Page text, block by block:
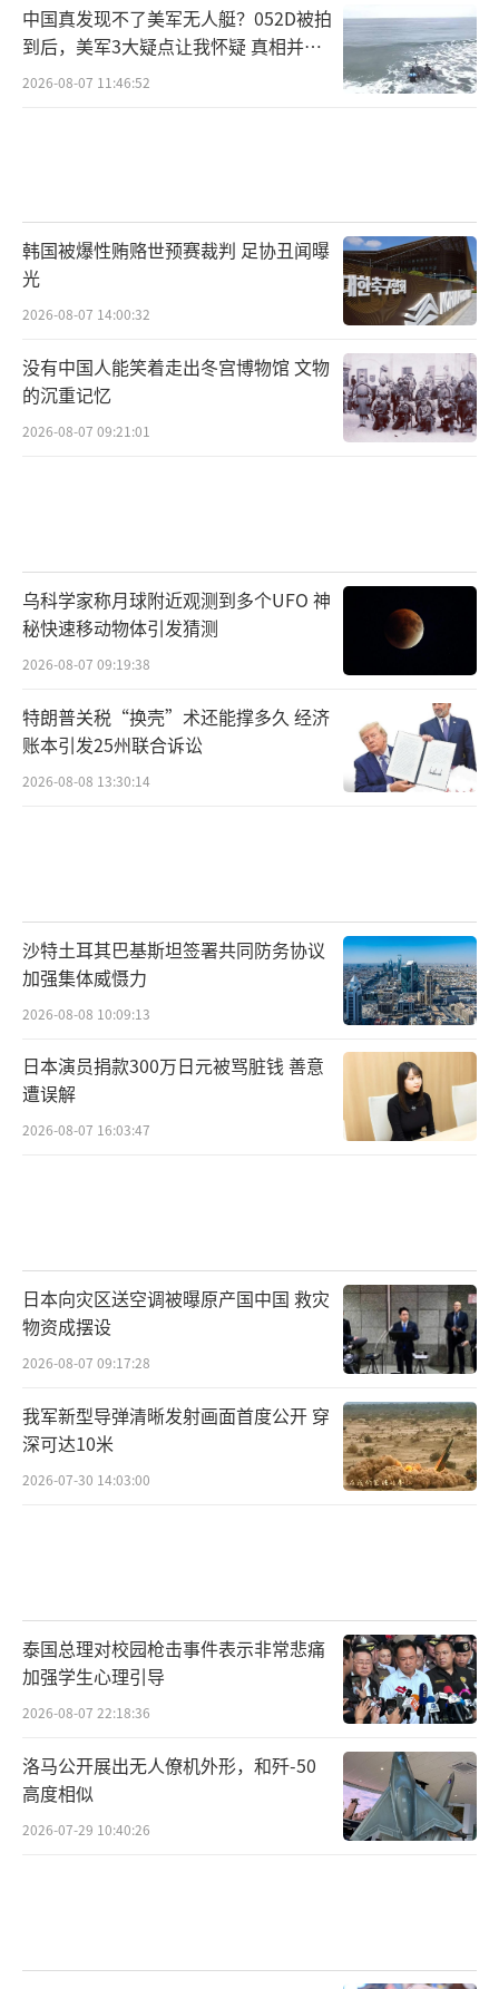
中国真发现不了美军无人艇？052D被拍
到后，美军3大疑点让我怀疑 真相并非
如此
2026-08-07 11:46:52
韩国被爆性贿赂世预赛裁判 足协丑闻曝
光
2026-08-07 14:00:32
没有中国人能笑着走出冬宫博物馆 文物
的沉重记忆
2026-08-07 09:21:01
乌科学家称月球附近观测到多个UFO 神
秘快速移动物体引发猜测
2026-08-07 09:19:38
特朗普关税“换壳”术还能撑多久 经济
账本引发25州联合诉讼
2026-08-08 13:30:14
沙特土耳其巴基斯坦签署共同防务协议
加强集体威慑力
2026-08-08 10:09:13
日本演员捐款300万日元被骂脏钱 善意
遭误解
2026-08-07 16:03:47
日本向灾区送空调被曝原产国中国 救灾
物资成摆设
2026-08-07 09:17:28
我军新型导弹清晰发射画面首度公开 穿
深可达10米
2026-07-30 14:03:00
泰国总理对校园枪击事件表示非常悲痛
加强学生心理引导
2026-08-07 22:18:36
洛马公开展出无人僚机外形，和歼-50
高度相似
2026-07-29 10:40:26